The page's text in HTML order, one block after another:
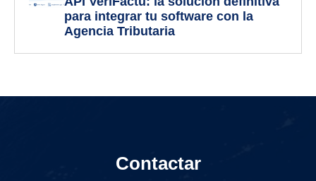
para integrar tu software con la
Agencia Tributaria
Contactar